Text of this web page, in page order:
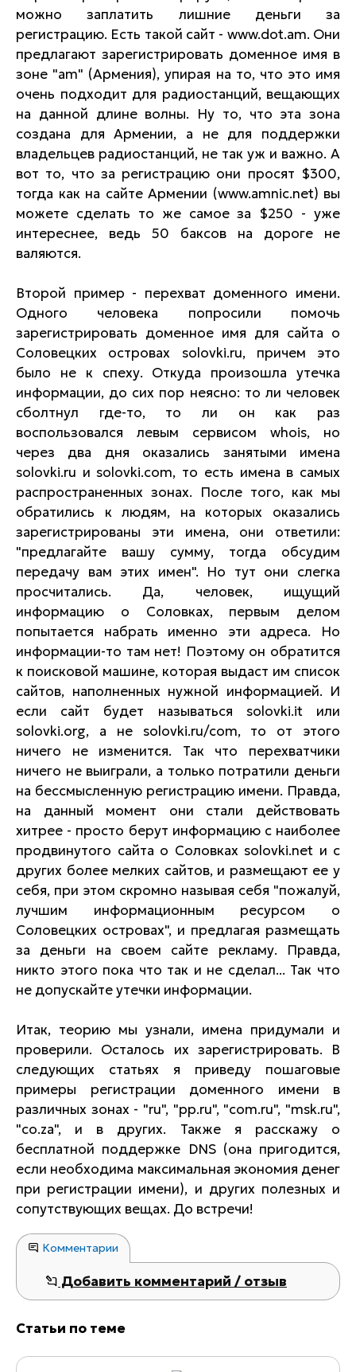
можно заплатить лишние деньги за
регистрацию. Есть такой сайт - www.dot.am. Они
предлагают зарегистрировать доменное имя в
зоне "am" (Армения), упирая на то, что это имя
очень подходит для радиостанций, вещающих
на данной длине волны. Ну то, что эта зона
создана для Армении, а не для поддержки
владельцев радиостанций, не так уж и важно. А
вот то, что за регистрацию они просят $300,
тогда как на сайте Армении (www.amnic.net) вы
можете сделать то же самое за $250 - уже
интереснее, ведь 50 баксов на дороге не
валяются.
Второй пример - перехват доменного имени.
Одного человека попросили помочь
зарегистрировать доменное имя для сайта о
Соловецких островах solovki.ru, причем это
было не к спеху. Откуда произошла утечка
информации, до сих пор неясно: то ли человек
сболтнул где-то, то ли он как раз
воспользовался левым сервисом whois, но
через два дня оказались занятыми имена
solovki.ru и solovki.com, то есть имена в самых
распространенных зонах. После того, как мы
обратились к людям, на которых оказались
зарегистрированы эти имена, они ответили:
"предлагайте вашу сумму, тогда обсудим
передачу вам этих имен". Но тут они слегка
просчитались. Да, человек, ищущий
информацию о Соловках, первым делом
попытается набрать именно эти адреса. Но
информации-то там нет! Поэтому он обратится
к поисковой машине, которая выдаст им список
сайтов, наполненных нужной информацией. И
если сайт будет называться solovki.it или
solovki.org, а не solovki.ru/com, то от этого
ничего не изменится. Так что перехватчики
ничего не выиграли, а только потратили деньги
на бессмысленную регистрацию имени. Правда,
на данный момент они стали действовать
хитрее - просто берут информацию с наиболее
продвинутого сайта о Соловках solovki.net и с
других более мелких сайтов, и размещают ее у
себя, при этом скромно называя себя "пожалуй,
лучшим информационным ресурсом о
Соловецких островах", и предлагая размещать
за деньги на своем сайте рекламу. Правда,
никто этого пока что так и не сделал... Так что
не допускайте утечки информации.
Итак, теорию мы узнали, имена придумали и
проверили. Осталось их зарегистрировать. В
следующих статьях я приведу пошаговые
примеры регистрации доменного имени в
различных зонах - "ru", "pp.ru", "com.ru", "msk.ru",
"co.za", и в других. Также я расскажу о
бесплатной поддержке DNS (она пригодится,
если необходима максимальная экономия денег
при регистрации имени), и других полезных и
сопутствующих вещах. До встречи!
Комментарии
Добавить комментарий / отзыв
Статьи по теме